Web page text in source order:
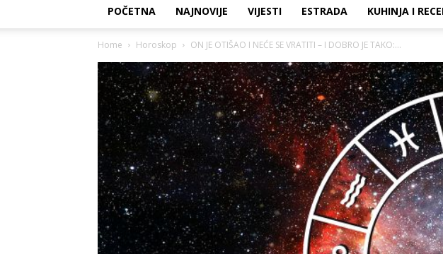
POČETNA NAJNOVIJE VIJESTI ESTRADA KUHINJA I
Home Horoskop ON JE OTIŠAO I NEĆE SE VRATITI – I DOBRO JE TAKO:...